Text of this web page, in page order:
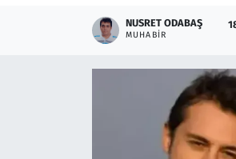
NUSRET ODABAŞ
MUHABIR